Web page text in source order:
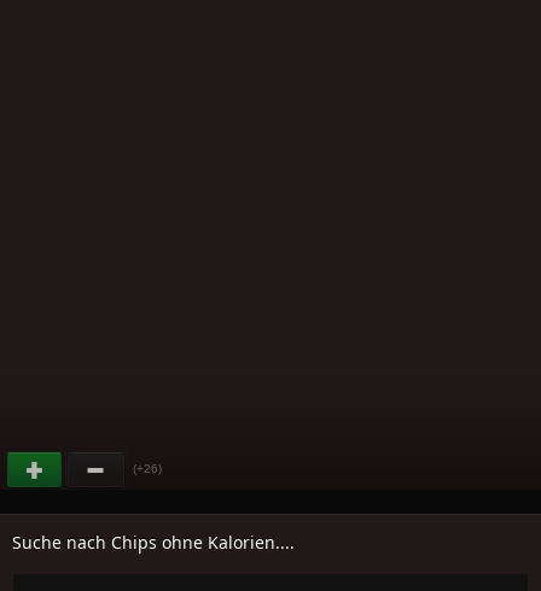
(+26)
Suche nach Chips ohne Kalorien....